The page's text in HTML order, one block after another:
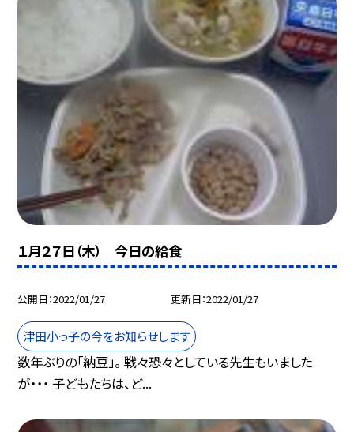
１月２７日（木） 今日の給食
公開日 2022/01/27 更新日 2022/01/27
津田小っ子の今をお知らせします
数年ぶりの「納豆」。 戦々恐々としている先生もいました
が・・・ 子どもたちは、ど...